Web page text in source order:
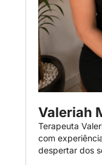
Valeriah
Terapeuta
com
despertar dos